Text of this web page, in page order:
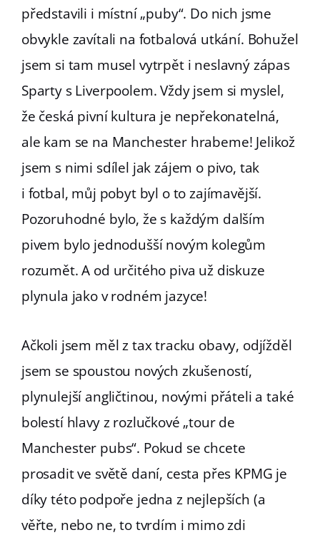
představili i místní „puby“. Do nich jsme
obvykle zavítali na fotbalová utkání. Bohužel
jsem si tam musel vytrpět i neslavný zápas
Sparty s Liverpoolem. Vždy jsem si myslel,
že česká pivní kultura je nepřekonatelná,
ale kam se na Manchester hrabeme! Jelikož
jsem s nimi sdílel jak zájem o pivo, tak
i fotbal, můj pobyt byl o to zajímavější.
Pozoruhodné bylo, že s každým dalším
pivem bylo jednodušší novým kolegům
rozumět. A od určitého piva už diskuze
plynula jako v rodném jazyce!
Ačkoli jsem měl z tax tracku obavy, odjížděl
jsem se spoustou nových zkušeností,
plynulejší angličtinou, novými přáteli a také
bolestí hlavy z rozlučkové „tour de
Manchester pubs“. Pokud se chcete
prosadit ve světě daní, cesta přes KPMG je
díky této podpoře jedna z nejlepších (a
věřte, nebo ne, to tvrdím i mimo zdi